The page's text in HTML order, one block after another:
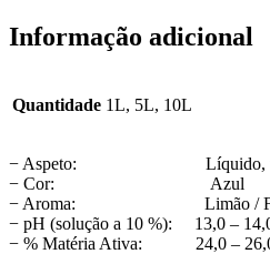
Informação adicional
Quantidade 1L, 5L, 10L
− Aspeto: Líquido,
− Cor: Azul
− Aroma: Limão /
− pH (solução a 10 %): 13,0 –
− % Matéria Ativa: 24,0 –